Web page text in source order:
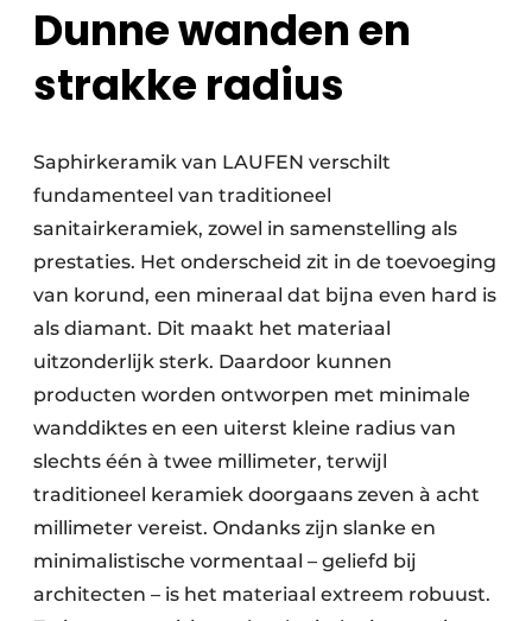
Dunne wanden en
strakke radius
Saphirkeramik van LAUFEN verschilt
fundamenteel van traditioneel
sanitairkeramiek, zowel in samenstelling als
prestaties. Het onderscheid zit in de toevoeging
van korund, een mineraal dat bijna even hard is
als diamant. Dit maakt het materiaal
uitzonderlijk sterk. Daardoor kunnen
producten worden ontworpen met minimale
wanddiktes en een uiterst kleine radius van
slechts één à twee millimeter, terwijl
traditioneel keramiek doorgaans zeven à acht
millimeter vereist. Ondanks zijn slanke en
minimalistische vormentaal – geliefd bij
architecten – is het materiaal extreem robuust.